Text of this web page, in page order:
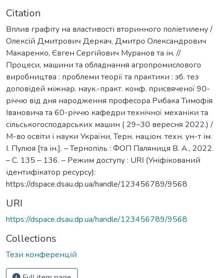
Citation
Вплив графіту на властивості вторинного поліетилену /
Олексій Дмитрович Деркач, Дмитро Олександрович
Макаренко, Євген Сергійович Муранов та ін. //
Процеси, машини та обладнання агропромислового
виробництва : проблеми теорії та практики : зб. тез
доповідей міжнар. наук.-практ. конф. присвяченої 90-
річчю від дня народження професора Рибака Тимофія
Івановича та 60-річчю кафедри технічної механіки та
сільськогосподарських машин ( 29–30 вересня 2022.) /
М-во освіти і науки України, Терн. націон. техн. ун-т ім.
І. Пулюя [та ін.]. – Тернопіль : ФОП Паляниця В. А., 2022.
– С. 135 – 136. – Режим доступу : URI (Уніфікований
ідентифікатор ресурсу):
https://dspace.dsau.dp.ua/handle/123456789/9568
URI
https://dspace.dsau.dp.ua/handle/123456789/9568
Collections
Тези конференцій